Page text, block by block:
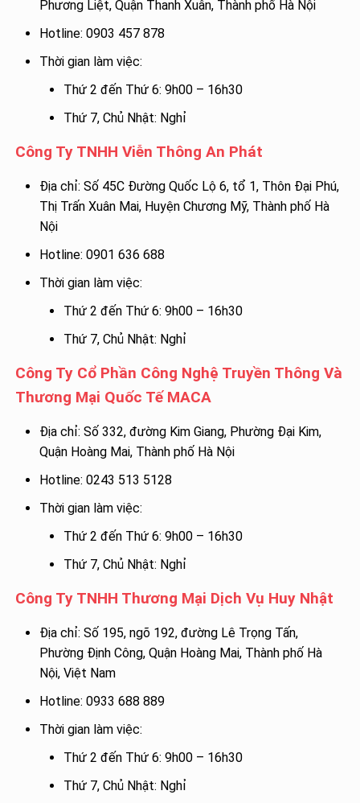
Phương Liệt, Quận Thanh Xuân, Thành phố Hà Nội
Hotline: 0903 457 878
Thời gian làm việc:
Thứ 2 đến Thứ 6: 9h00 – 16h30
Thứ 7, Chủ Nhật: Nghỉ
Công Ty TNHH Viễn Thông An Phát
Địa chỉ: Số 45C Đường Quốc Lộ 6, tổ 1, Thôn Đại Phú,
Thị Trấn Xuân Mai, Huyện Chương Mỹ, Thành phố Hà
Nội
Hotline: 0901 636 688
Thời gian làm việc:
Thứ 2 đến Thứ 6: 9h00 – 16h30
Thứ 7, Chủ Nhật: Nghỉ
Công Ty Cổ Phần Công Nghệ Truyền Thông Và
Thương Mại Quốc Tế MACA
Địa chỉ: Số 332, đường Kim Giang, Phường Đại Kim,
Quận Hoàng Mai, Thành phố Hà Nội
Hotline: 0243 513 5128
Thời gian làm việc:
Thứ 2 đến Thứ 6: 9h00 – 16h30
Thứ 7, Chủ Nhật: Nghỉ
Công Ty TNHH Thương Mại Dịch Vụ Huy Nhật
Địa chỉ: Số 195, ngõ 192, đường Lê Trọng Tấn,
Phường Định Công, Quận Hoàng Mai, Thành phố Hà
Nội, Việt Nam
Hotline: 0933 688 889
Thời gian làm việc:
Thứ 2 đến Thứ 6: 9h00 – 16h30
Thứ 7, Chủ Nhật: Nghỉ